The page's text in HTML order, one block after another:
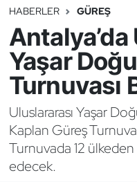
HABERLER GÜREŞ
Antalya’da
Yaşar
Turnuvası
Uluslararası Yaşar
Kaplan Güreş
Turnuvada 12
edecek.
Binicilik
Bisiklet
Bocce Bowling
Boks
Briç